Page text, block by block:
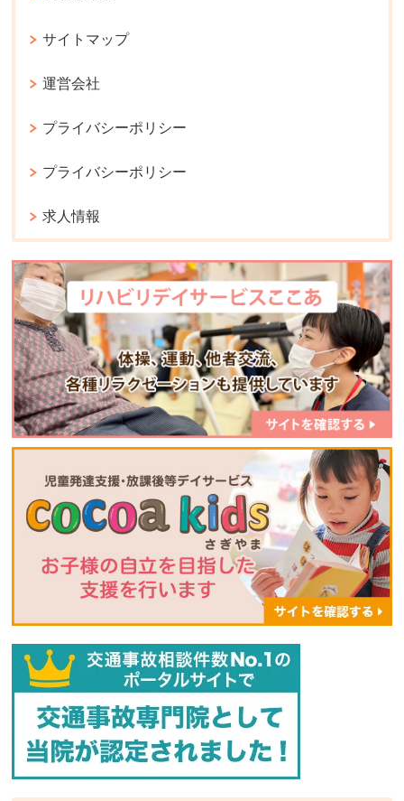
サイトマップ
運営会社
プライバシーポリシー
プライバシーポリシー
求人情報